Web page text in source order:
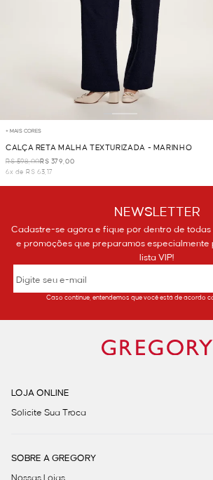
+ MAIS CORES
CALÇA RETA MALHA TEXTURIZADA - MARINHO
R$ 598,00R$ 379,00
6x de R$ 63,17
NEWSLETTER
Cadastre-se agora e fique por dentro de todas
e promoções que preparamos especialmente
lista VIP!
Caso continue, entendemos que você está de acordo
LOJA ONLINE
Solicite Sua Troca
SOBRE A GREGORY